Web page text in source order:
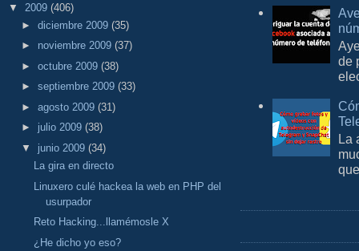
▼ 2009 (406)
► diciembre 2009 (35)
► noviembre 2009 (37)
► octubre 2009 (38)
► septiembre 2009 (33)
► agosto 2009 (31)
► julio 2009 (38)
▼ junio 2009 (34)
La gira en directo
Linuxero culé hackea la web en PHP del
usurpador
Reto Hacking...llamémosle X
¿He dicho yo eso?
de
La